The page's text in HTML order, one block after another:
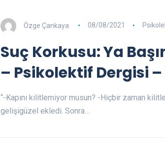
Özge Çankaya 08/08/2021
Suç Korkusu: Ya
– Psikolektif Dergisi –
“-Kapını kilitlemiyor musun? -Hiçbir zaman
gelişigüzel ekledi. Sonra…